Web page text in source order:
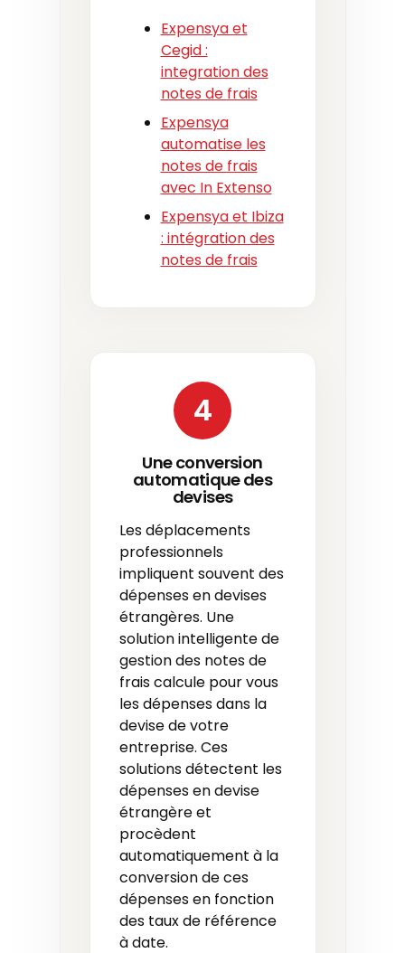
Expensya et
Cegid :
integration des
notes de frais
Expensya
automatise les
notes de frais
avec In Extenso
Expensya et Ibiza
: intégration des
notes de frais
4
Une conversion
automatique des
devises
Les déplacements
professionnels
impliquent souvent des
dépenses en devises
étrangères. Une
solution intelligente de
gestion des notes de
frais calcule pour vous
les dépenses dans la
devise de votre
entreprise. Ces
solutions détectent les
dépenses en devise
étrangère et
procèdent
automatiquement à la
conversion de ces
dépenses en fonction
des taux de référence
à date.